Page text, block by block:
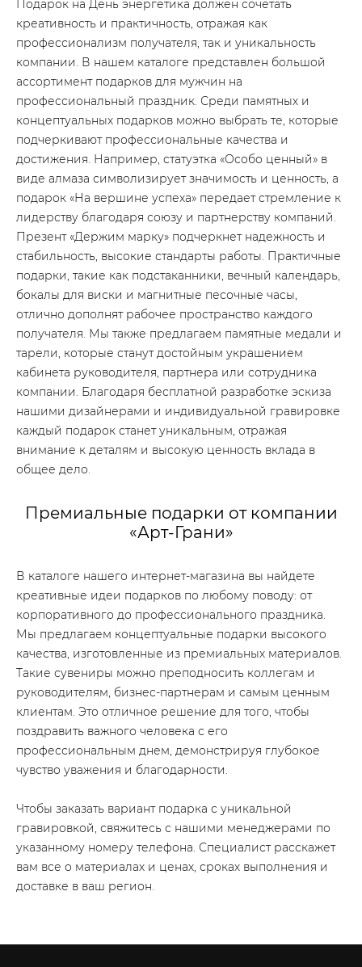
Подарок на День энергетика должен сочетать
креативность и практичность, отражая как
профессионализм получателя, так и уникальность
компании. В нашем каталоге представлен большой
ассортимент подарков для мужчин на
профессиональный праздник. Среди памятных и
концептуальных подарков можно выбрать те, которые
подчеркивают профессиональные качества и
достижения. Например, статуэтка «Особо ценный» в
виде алмаза символизирует значимость и ценность, а
подарок «На вершине успеха» передает стремление к
лидерству благодаря союзу и партнерству компаний.
Презент «Держим марку» подчеркнет надежность и
стабильность, высокие стандарты работы. Практичные
подарки, такие как подстаканники, вечный календарь,
бокалы для виски и магнитные песочные часы,
отлично дополнят рабочее пространство каждого
получателя. Мы также предлагаем памятные медали и
тарели, которые станут достойным украшением
кабинета руководителя, партнера или сотрудника
компании. Благодаря бесплатной разработке эскиза
нашими дизайнерами и индивидуальной гравировке
каждый подарок станет уникальным, отражая
внимание к деталям и высокую ценность вклада в
общее дело.
Премиальные подарки от компании
«Арт-Грани»
В каталоге нашего интернет-магазина вы найдете
креативные идеи подарков по любому поводу: от
корпоративного до профессионального праздника.
Мы предлагаем концептуальные подарки высокого
качества, изготовленные из премиальных материалов.
Такие сувениры можно преподносить коллегам и
руководителям, бизнес-партнерам и самым ценным
клиентам. Это отличное решение для того, чтобы
поздравить важного человека с его
профессиональным днем, демонстрируя глубокое
чувство уважения и благодарности.
Чтобы заказать вариант подарка с уникальной
гравировкой, свяжитесь с нашими менеджерами по
указанному номеру телефона. Специалист расскажет
вам все о материалах и ценах, сроках выполнения и
доставке в ваш регион.